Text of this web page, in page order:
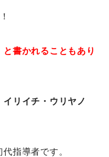
書かれることもあり
イリイチ・ウリヤノ
指導者です。